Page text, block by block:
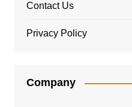
Contact Us
Privacy Policy
Company